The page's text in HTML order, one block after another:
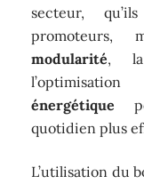
secteur,
promoteurs,
modularité, la
énergétique
quotidien plus
L’utilisation du